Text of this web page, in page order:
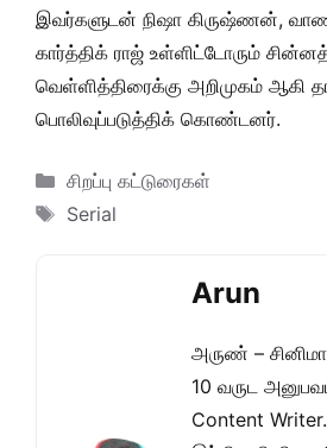
இவர்களுடன் நிஷா கிருஷ்ணன்,
கார்த்திக் ராஜ் உள்ளிட்டோரும்
வெள்ளித்திரைக்கு அறிமுகம் ஆகி
பொலிவுப்படுத்திக் கொண்டனர்.
Categories
சிறப்பு கட்டுரைகள்
Tags
Serial
Arun
அருண் – சினிமா
10 வருட
Content Writer.